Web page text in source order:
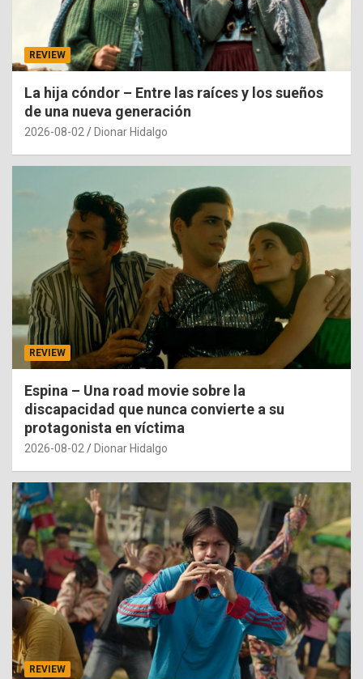
REVIEW
La hija cóndor – Entre las raíces y los sueños
de una nueva generación
2026-08-02 Dionar Hidalgo
REVIEW
Espina – Una road movie sobre la
discapacidad que nunca convierte a su
protagonista en víctima
2026-08-02 Dionar Hidalgo
REVIEW